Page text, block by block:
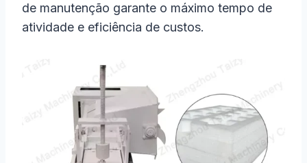
de manutenção garante o máximo tempo de
atividade e eficiência de custos.